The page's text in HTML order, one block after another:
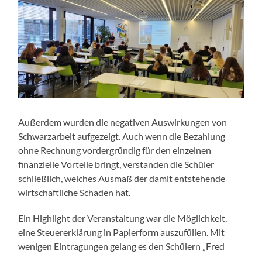
Außerdem wurden die negativen Auswirkungen von
Schwarzarbeit aufgezeigt. Auch wenn die Bezahlung
ohne Rechnung vordergründig für den einzelnen
finanzielle Vorteile bringt, verstanden die Schüler
schließlich, welches Ausmaß der damit entstehende
wirtschaftliche Schaden hat.
Ein Highlight der Veranstaltung war die Möglichkeit,
eine Steuererklärung in Papierform auszufüllen. Mit
wenigen Eintragungen gelang es den Schülern „Fred